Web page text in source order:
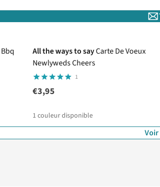
All the ways to sayCarte De Voeux
Newlyweds Cheers
1
€3,95
1 couleur disponible